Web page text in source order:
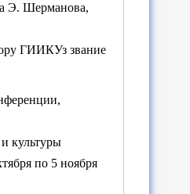
Э. Шерманова,
ГИИКУз звание
культуры
по 5 ноября